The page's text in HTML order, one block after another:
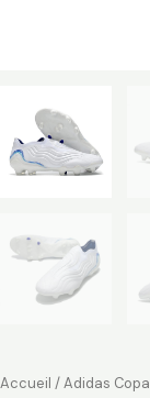
Accueil /Adidas Copa